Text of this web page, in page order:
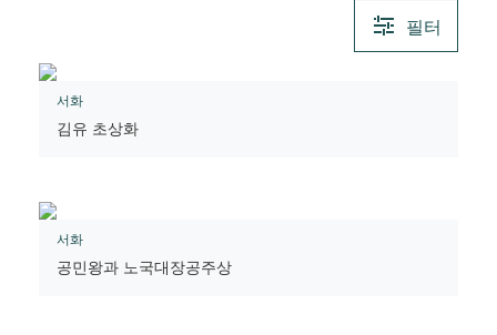
필터
서화
김유 초상화
서화
공민왕과 노국대장공주상